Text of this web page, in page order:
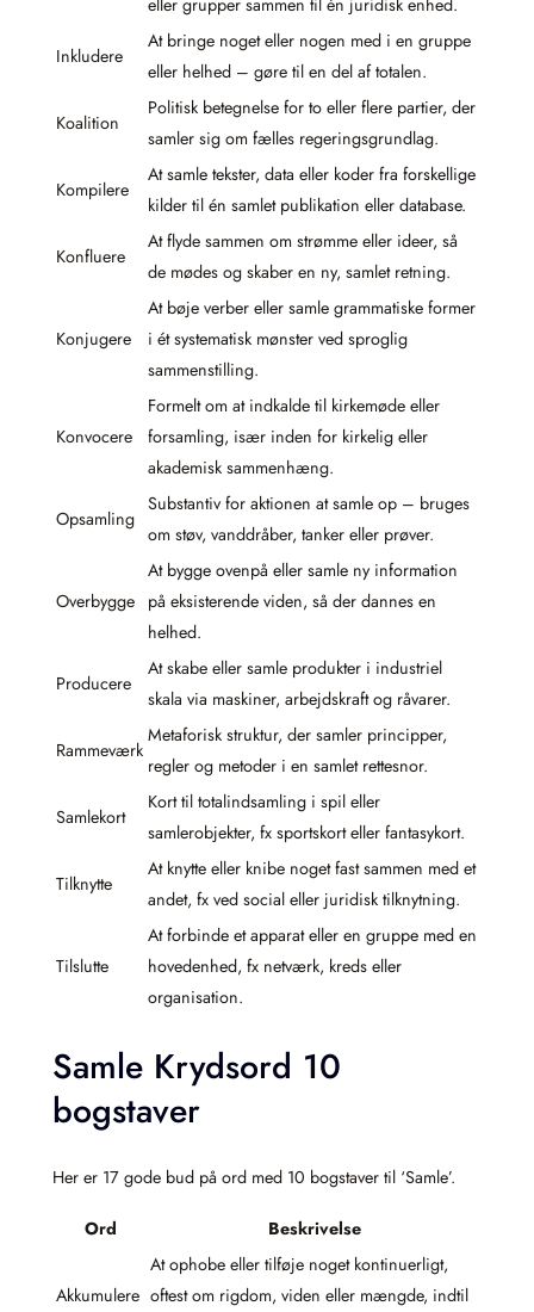
eller grupper sammen til én juridisk enhed.
Inkludere
At bringe noget eller nogen med i en gruppe
eller helhed – gøre til en del af totalen.
Koalition
Politisk betegnelse for to eller flere partier, der
samler sig om fælles regeringsgrundlag.
Kompilere
At samle tekster, data eller koder fra forskellige
kilder til én samlet publikation eller database.
Konfluere
At flyde sammen om strømme eller ideer, så
de mødes og skaber en ny, samlet retning.
Konjugere
At bøje verber eller samle grammatiske former
i ét systematisk mønster ved sproglig
sammenstilling.
Konvocere
Formelt om at indkalde til kirkemøde eller
forsamling, især inden for kirkelig eller
akademisk sammenhæng.
Opsamling
Substantiv for aktionen at samle op – bruges
om støv, vanddråber, tanker eller prøver.
Overbygge
At bygge ovenpå eller samle ny information
på eksisterende viden, så der dannes en
helhed.
Producere
At skabe eller samle produkter i industriel
skala via maskiner, arbejdskraft og råvarer.
Rammeværk
Metaforisk struktur, der samler principper,
regler og metoder i en samlet rettesnor.
Samlekort
Kort til totalindsamling i spil eller
samlerobjekter, fx sportskort eller fantasykort.
Tilknytte
At knytte eller knibe noget fast sammen med et
andet, fx ved social eller juridisk tilknytning.
Tilslutte
At forbinde et apparat eller en gruppe med en
hovedenhed, fx netværk, kreds eller
organisation.
Samle Krydsord 10
bogstaver
Her er 17 gode bud på ord med 10 bogstaver til ‘Samle’.
Ord Beskrivelse
Akkumulere
At ophobe eller tilføje noget kontinuerligt,
oftest om rigdom, viden eller mængde, indtil